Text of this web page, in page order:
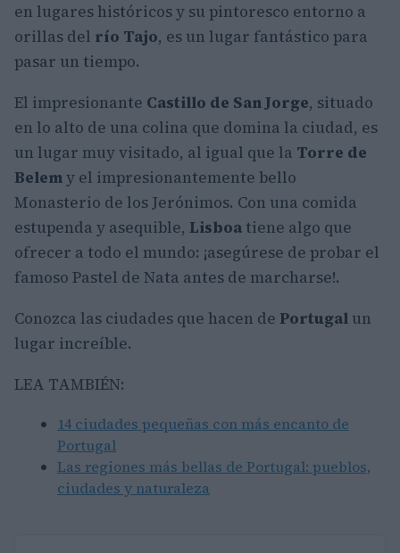
en lugares históricos y su pintoresco entorno a
orillas del río Tajo, es un lugar fantástico para
pasar un tiempo.
El impresionante Castillo de San Jorge, situado
en lo alto de una colina que domina la ciudad, es
un lugar muy visitado, al igual que la Torre de
Belemy el impresionantemente bello
Monasterio de los Jerónimos. Con una comida
estupenda y asequible, Lisboa tiene algo que
ofrecer a todo el mundo: ¡asegúrese de probar el
famoso Pastel de Nata antes de marcharse!.
Conozca las ciudades que hacen de Portugal un
lugar increíble.
LEA TAMBIÉN:
14 ciudades pequeñas con más encanto de
Portugal
Las regiones más bellas de Portugal: pueblos,
ciudades y naturaleza